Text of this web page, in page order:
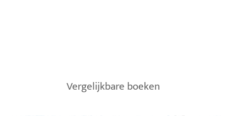
Vergelijkbare boeken